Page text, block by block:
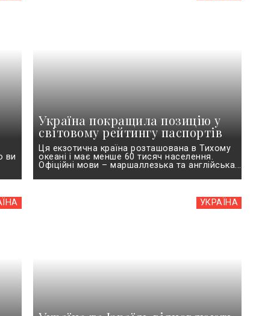
ви
Україна покращила позицію у
світовому рейтингу паспортів
Ця екзотична країна розташована в Тихому
океані і має менше 60 тисяч населення.
Офіційні мови – маршаллезька та англійська...
УКРАЇНА